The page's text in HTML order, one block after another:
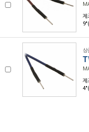
제
제